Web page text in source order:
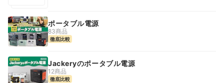
ポータブル電源
83商品
徹底比較
Jackeryのポータブル電源
12商品
徹底比較